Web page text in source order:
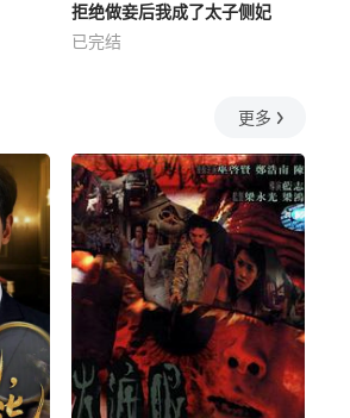
拒绝做妾后我成了太子侧妃
已完结
更多